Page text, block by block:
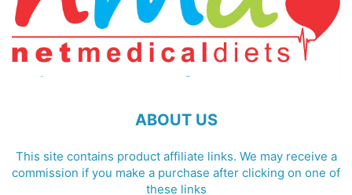
ABOUT US
This site contains product affiliate links. We may receive a
commission if you make a purchase after clicking on one of
these links